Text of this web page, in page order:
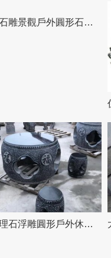
大理石石雕景觀戶外圓形石桌石凳雕塑
精美大理石浮雕圓形戶外休閑石桌石凳